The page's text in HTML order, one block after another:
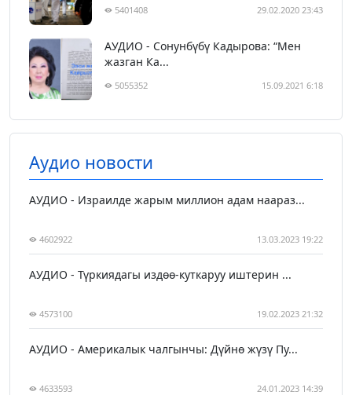
5401408 29.02.2020 23:43
АУДИО - Сонунбүбү Кадырова: “Мен
жазган Ка...
5055352 15.09.2021 6:18
Аудио новости
АУДИО - Израилде жарым миллион адам наараз...
4602922 13.03.2023 19:22
АУДИО - Түркиядагы издөө-куткаруу иштерин ...
4573100 19.02.2023 21:32
АУДИО - Америкалык чалгынчы: Дүйнө жүзү Пу...
4633593 24.01.2023 14:39